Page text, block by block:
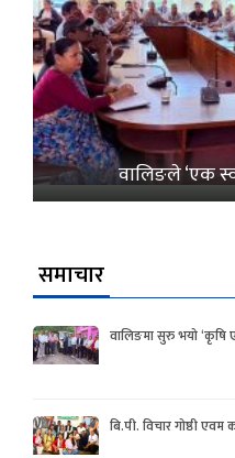
वालिङले ‘एक
समाचार
वालिङमा सुरु भयो ‘कृषि
बि.पी. विचार गोष्ठी